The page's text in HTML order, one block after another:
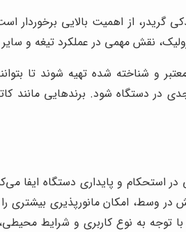
از اهمیت بالایی برخوردار
نقش مهمی در عملکرد تیغه و سایر
و شناخته شده تهیه شوند تا
استحکام و پایداری دستگاه ایفا
وسط، امکان مانورپذیری بیشتری
توجه به نوع کاربری و شرایط